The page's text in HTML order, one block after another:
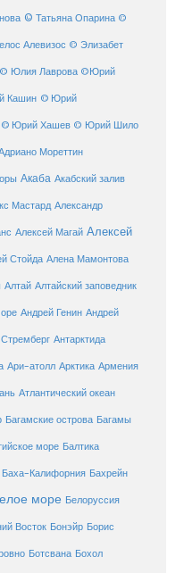
© Татьяна Опарина ©
Алевизос © Элизабет
© Юлия Лаврова ©Юрий
Кашин © Юрий
© Юрий Хашев © Юрий Шило
Мореттин
Акаба Акабский залив
Мастард Александр
Алексей Магай Алексей
Стойда Алена Мамонтова
Алтай Алтайский заповедник
Андрей Генин Андрей
Антарктида
Ари-атолл Арктика Армения
Атлантический океан
Багамские острова Багамы
море Балтика
Баха-Калифорния Бахрейн
море Белоруссия
Восток Бонэйр Борис
Ботсвана Бохол